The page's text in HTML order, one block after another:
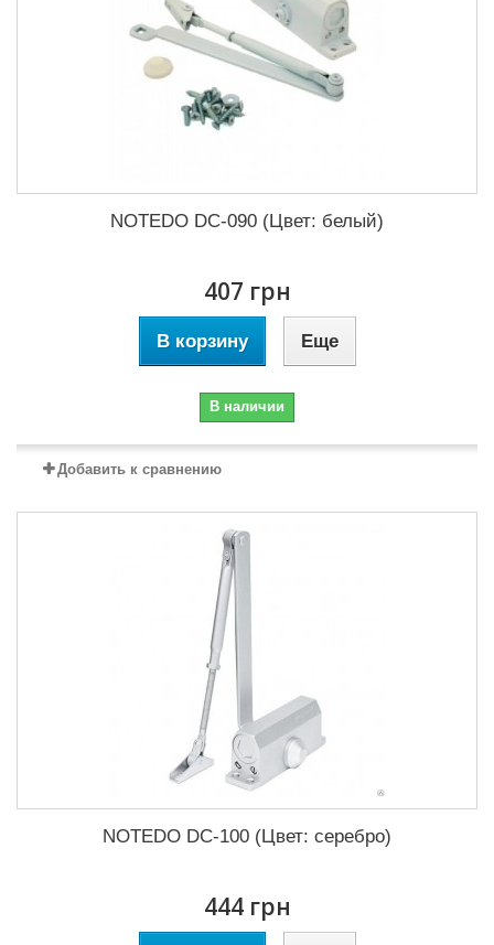
NOTEDO DC-090 (Цвет: белый)
407 грн
В корзину Еще
В наличии
Добавить к сравнению
NOTEDO DC-100 (Цвет: серебро)
444 грн